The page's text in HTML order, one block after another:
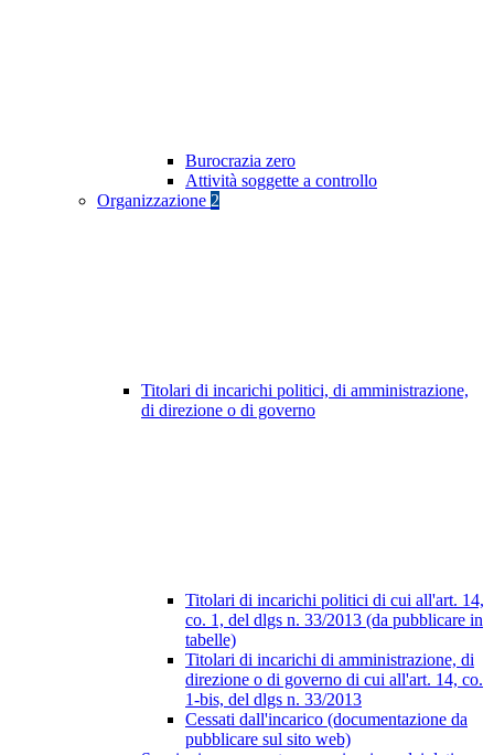
Burocrazia zero
Attività soggette a controllo
Organizzazione 2
Titolari di incarichi politici, di amministrazione,
di direzione o di governo
Titolari di incarichi politici di cui all'art. 14,
co. 1, del dlgs n. 33/2013 (da pubblicare in
tabelle)
Titolari di incarichi di amministrazione, di
direzione o di governo di cui all'art. 14, co.
1-bis, del dlgs n. 33/2013
Cessati dall'incarico (documentazione da
pubblicare sul sito web)